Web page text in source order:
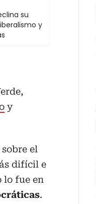
su
y
y
el
difícil e
lo fue en
.